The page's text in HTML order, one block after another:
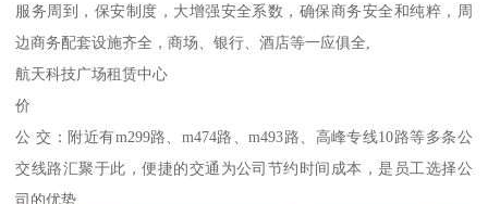
服务周到，保安制度，大增强安全系数，确保商务安全和纯粹，周
边商务配套设施齐全，商场、银行、酒店等一应俱全,
航天科技广场租赁中心
价
公 交：附近有m299路、m474路、m493路、高峰专线10路等多条公
交线路汇聚于此，便捷的交通为公司节约时间成本，是员工选择公
司的优势